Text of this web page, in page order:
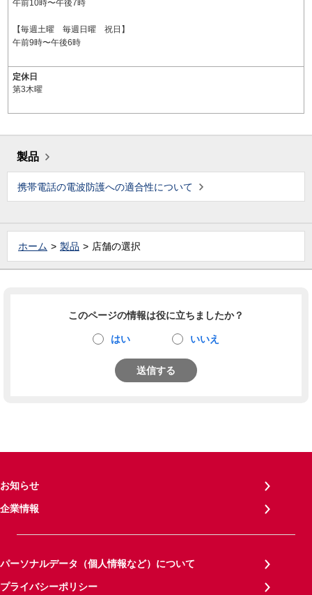
午前10時〜午後7時
【毎週土曜 毎週日曜 祝日】
午前9時〜午後6時
定休日
第3木曜
製品
携帯電話の電波防護への適合性について
ホーム 製品 店舗の選択
このページの情報は役に立ちましたか？
はい いいえ
送信する
お知らせ
企業情報
パーソナルデータ（個人情報など）について
プライバシーポリシー